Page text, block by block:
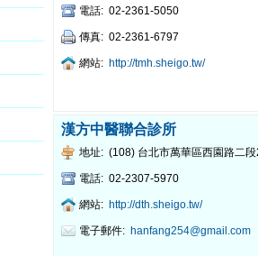
電話: 02-2361-5050
傳真: 02-2361-6797
網站: http://tmh.sheigo.tw/
漢方中醫聯合診所
地址: (108) 台北市萬華區西園路二
電話: 02-2307-5970
網站: http://dth.sheigo.tw/
電子郵件: hanfang254@gmail.com